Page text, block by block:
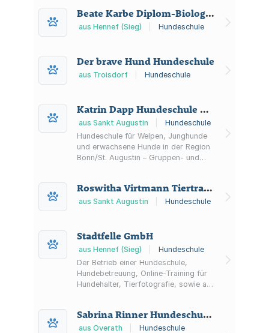
Beate Karbe Diplom-Biologin
aus Hennef (Sieg) Hundeschule
Der brave Hund Hundeschule
aus Troisdorf Hundeschule
Katrin Dapp Hundeschule Bonn
aus Sankt Augustin
Hundeschule
Hundeschule für Welpen, Junghunde
und erwachsene Hunde in der Region
Bonn/St. Augustin – Gruppen- und
Rally Obedience. Aktuell pausiert das
Training.
Roswitha Virtmann Tiertrainerin NewDogCenter
aus Sankt Augustin Hundeschule
Stadtfelle GmbH
aus Hennef (Sieg)
Hundeschule
Der Betrieb einer Hundeschule,
Hundebetreuung, Online-Training für
Hundehalter, Tierfotografie, sowie alle
Sabrina Rinner Hundeschule "Doggy's Playground"
aus Overath
Hundeschule